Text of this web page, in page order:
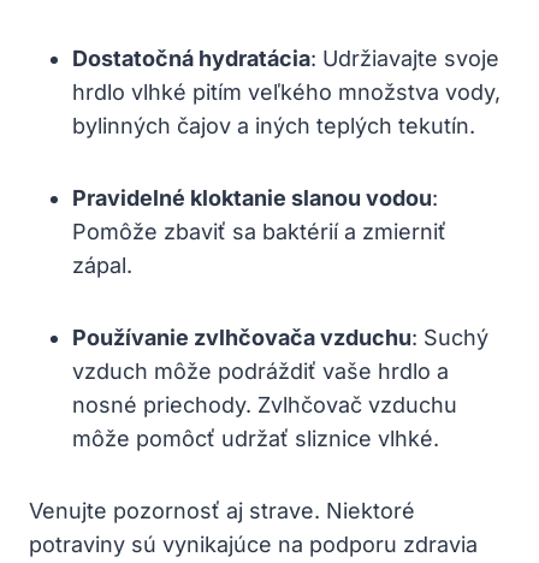
Dostatočná hydratácia: ⁣Udržiavajte svoje
hrdlo vlhké pitím veľkého množstva vody,
bylinných čajov a iných teplých tekutín.
Pravidelné kloktanie slanou vodou:
Pomôže⁣ zbaviť sa‌ baktérií a zmierniť
zápal.
Používanie zvlhčovača vzduchu: Suchý
vzduch môže podráždiť vaše hrdlo a
nosné priechody. Zvlhčovač vzduchu
môže pomôcť udržať sliznice vlhké.
Venujte pozornosť aj strave. Niektoré
⁣potraviny sú vynikajúce na podporu zdravia